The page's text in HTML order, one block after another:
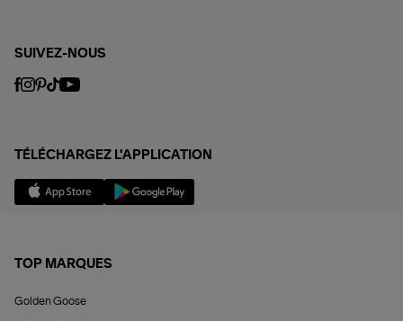
SUIVEZ-NOUS
TÉLÉCHARGEZ L'APPLICATION
TOP MARQUES
Golden Goose